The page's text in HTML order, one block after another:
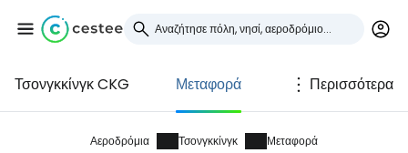
Τσονγκκίνγκ CKG Μεταφορά Περισσότερα
Αεροδρόμια Τσονγκκίνγκ Μεταφορά
Συνδεθείτε στο Cestee
... η παγκόσμια ταξιδιωτική κοινότητα